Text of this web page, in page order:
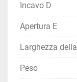
Incavo D
Apertura E
Larghezza
Peso